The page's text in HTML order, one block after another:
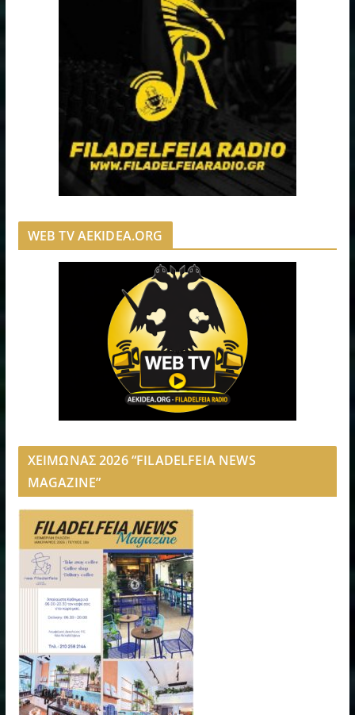
WEB TV AEKIDEA.ORG
ΧΕΙΜΩΝΑΣ 2026 “FILADELFEIA NEWS
MAGAZINE”